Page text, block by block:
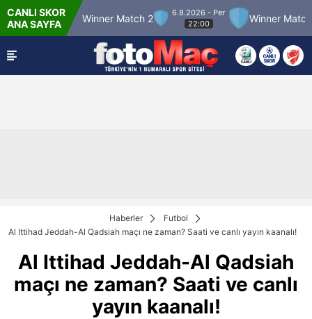
CANLI SKOR
ANA SAYFA
Match 12 Winner Match 2
6.8.2026 - Per
22:00
Winner Match 3
Haberler
Futbol
Al Ittihad Jeddah-Al Qadsiah maçı ne zaman? Saati ve canlı yayın kaanalı!
Al Ittihad Jeddah-Al Qadsiah
maçı ne zaman? Saati ve canlı
yayın kaanalı!